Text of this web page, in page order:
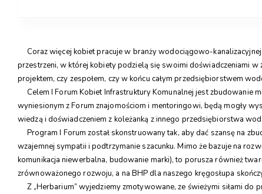
Coraz więcej kobiet pracuje w branży wodociągowo-
przestrzeni, w której kobiety podzielą się swoimi doświadczeniami
projektem, czy zespołem, czy w końcu całym przedsiębiorstwem
Celem I Forum Kobiet Infrastruktury Komunalnej jest zbudowanie
wyniesionym z Forum znajomościom i mentoringowi, będą mogły
wiedzą i doświadczeniem z koleżanką z innego przedsiębiorstwa
Program I Forum został skonstruowany tak, aby dać szansę na
wzajemnej sympatii i podtrzymanie szacunku. Mimo że bazuje na
komunikacja niewerbalna, budowanie marki), to porusza również
zrównoważonego rozwoju, a na BHP dla naszego kręgosłupa
Z „Herbarium” wyjedziemy zmotywowane, ze świeżymi siłami do